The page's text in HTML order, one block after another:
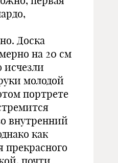
Доска
на 20 см
исчезли
молодой
портрете
внутренний
как
прекрасного